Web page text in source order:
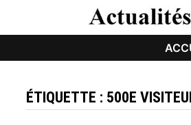
ÉTIQUETTE : 500E